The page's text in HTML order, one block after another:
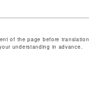
of the page before translation.
understanding in advance.